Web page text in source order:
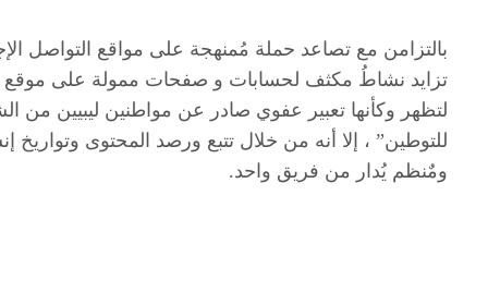
بالتزامن مع تصاعد حملة مُمنهجة على مواقع التواصل
تزايد نشاطُ مكثف لحسابات و صفحات ممولة على موقع
لتظهر وكأنها تعبير عفوي صادر عن مواطنين ليبيين من
للتوطين” ، إلا أنه من خلال تتبع ورصد المحتوى
ومٌنظم يُدار من فريق واحد.